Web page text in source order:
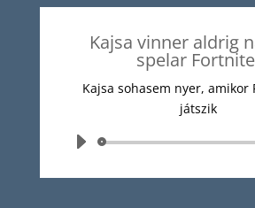
Kajsa vinner aldrig
spelar
Kajsa sohasem nyer, amikor
játszik
Audió